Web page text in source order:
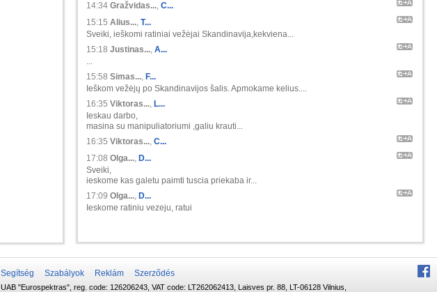
14:34 Gražvidas..., C...
15:15 Alius..., T...
Sveiki, ieškomi ratiniai vežėjai Skandinavija,kekviena...
15:18 Justinas..., A...
...
15:58 Simas..., F...
Ieškom vežėjų po Skandinavijos šalis. Apmokame kelius....
16:35 Viktoras..., L...
Ieskau darbo,
masina su manipuliatoriumi ,galiu krauti...
16:35 Viktoras..., C...
17:08 Olga..., D...
Sveiki,
ieskome kas galetu paimti tuscia priekaba ir...
17:09 Olga..., D...
Ieskome ratiniu vezeju, ratui
Segítség Szabályok Reklám Szerződés
UAB "Eurospektras", reg. code: 126206243, VAT code: LT262062413, Laisves pr. 88, LT-06128 Vilnius,